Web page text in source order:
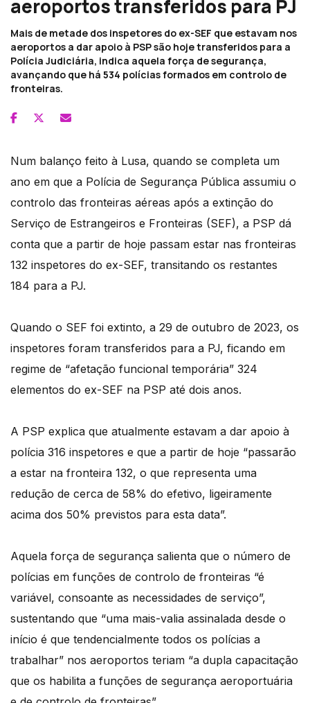
aeroportos transferidos para PJ
Mais de metade dos inspetores do ex-SEF que estavam nos
aeroportos a dar apoio à PSP são hoje transferidos para a
Polícia Judiciária, indica aquela força de segurança,
avançando que há 534 polícias formados em controlo de
fronteiras.
Num balanço feito à Lusa, quando se completa um
ano em que a Polícia de Segurança Pública assumiu o
controlo das fronteiras aéreas após a extinção do
Serviço de Estrangeiros e Fronteiras (SEF), a PSP dá
conta que a partir de hoje passam estar nas fronteiras
132 inspetores do ex-SEF, transitando os restantes
184 para a PJ.
Quando o SEF foi extinto, a 29 de outubro de 2023, os
inspetores foram transferidos para a PJ, ficando em
regime de “afetação funcional temporária” 324
elementos do ex-SEF na PSP até dois anos.
A PSP explica que atualmente estavam a dar apoio à
polícia 316 inspetores e que a partir de hoje “passarão
a estar na fronteira 132, o que representa uma
redução de cerca de 58% do efetivo, ligeiramente
acima dos 50% previstos para esta data”.
Aquela força de segurança salienta que o número de
polícias em funções de controlo de fronteiras “é
variável, consoante as necessidades de serviço”,
sustentando que “uma mais-valia assinalada desde o
início é que tendencialmente todos os polícias a
trabalhar” nos aeroportos teriam “a dupla capacitação
que os habilita a funções de segurança aeroportuária